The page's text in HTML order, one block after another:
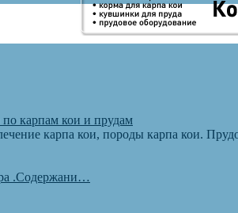
карпам кои и прудам
карпа кои, породы карпа кои.
.Содержани…